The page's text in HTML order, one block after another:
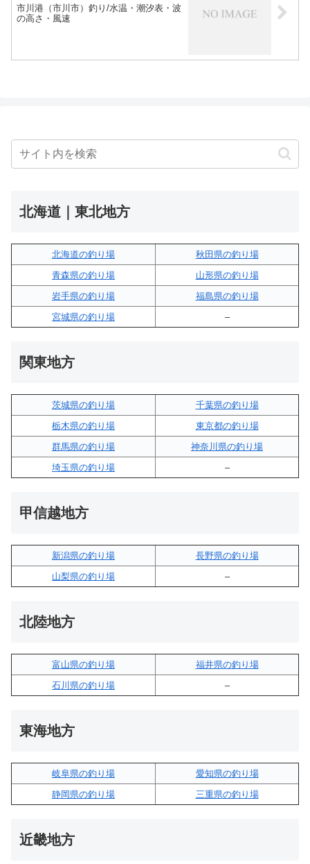
市川港（市川市）釣り/水温・潮汐表・波
の高さ・風速
北海道｜東北地方
北海道の釣り場
秋田県の釣り場
青森県の釣り場
山形県の釣り場
岩手県の釣り場
福島県の釣り場
宮城県の釣り場
–
関東地方
茨城県の釣り場
千葉県の釣り場
栃木県の釣り場
東京都の釣り場
群馬県の釣り場
神奈川県の釣り場
埼玉県の釣り場
–
甲信越地方
新潟県の釣り場
長野県の釣り場
山梨県の釣り場
–
北陸地方
富山県の釣り場
福井県の釣り場
石川県の釣り場
–
東海地方
岐阜県の釣り場
愛知県の釣り場
静岡県の釣り場
三重県の釣り場
近畿地方